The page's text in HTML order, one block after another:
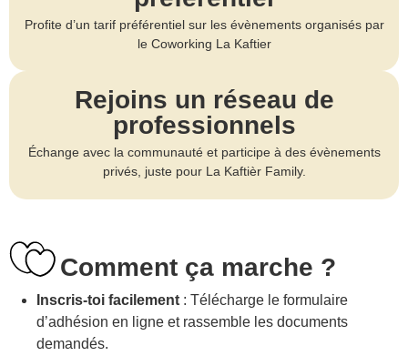
Profite d’un tarif préférentiel sur les évènements organisés par
le Coworking La Kaftier
Rejoins un réseau de
professionnels
Échange avec la communauté et participe à des évènements
privés, juste pour La Kaftièr Family.
Comment ça marche ?
Inscris-toi facilement : Télécharge le formulaire
d’adhésion en ligne et rassemble les documents
demandés.